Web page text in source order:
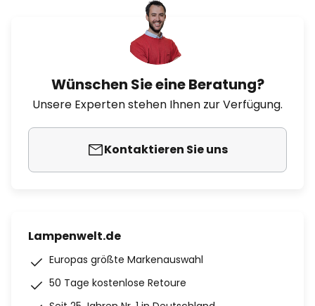
Wünschen Sie eine Beratung?
Unsere Experten stehen Ihnen zur Verfügung.
Kontaktieren Sie uns
Lampenwelt.de
Europas größte Markenauswahl
50 Tage kostenlose Retoure